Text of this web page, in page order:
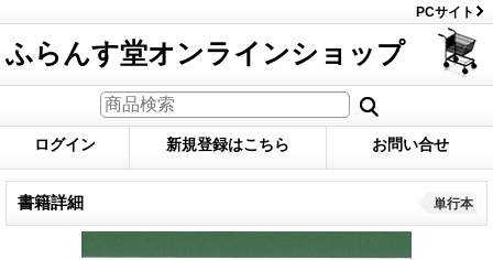
PCサイト
ふらんす堂オンラインショップ
ログイン 新規登録はこちら お問い合せ
書籍詳細 単行本